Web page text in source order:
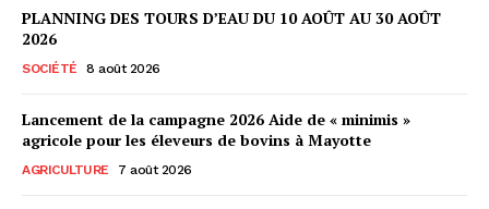
PLANNING DES TOURS D’EAU DU 10 AOÛT AU 30 AOÛT
2026
SOCIÉTÉ 8 août 2026
Lancement de la campagne 2026 Aide de « minimis »
agricole pour les éleveurs de bovins à Mayotte
AGRICULTURE 7 août 2026